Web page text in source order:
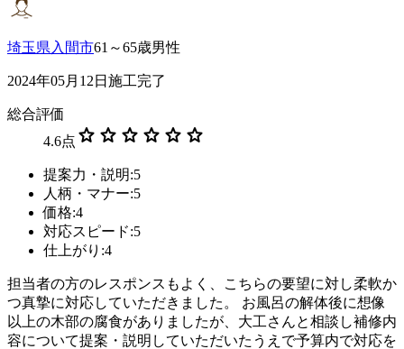
埼玉県入間市61～65歳男性
2024年05月12日施工完了
総合評価
4.6点 star star star star star star
提案力・説明:5
人柄・マナー:5
価格:4
対応スピード:5
仕上がり:4
担当者の方のレスポンスもよく、こちらの要望に対し柔軟か
つ真摯に対応していただきました。 お風呂の解体後に想像
以上の木部の腐食がありましたが、大工さんと相談し補修内
容について提案・説明していただいたうえで予算内で対応を